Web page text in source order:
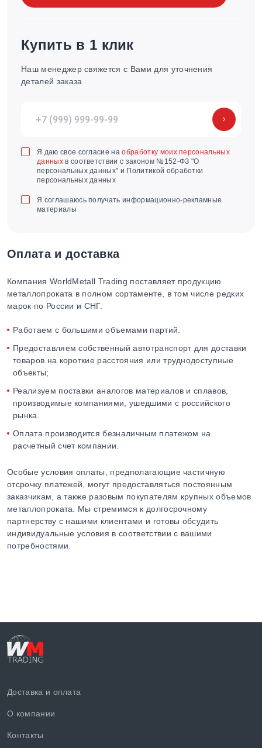
Купить в 1 клик
Наш менеджер свяжется с Вами для уточнения
деталей заказа
Я даю свое согласие наобработку моих персональных
данныхв соответствии с законом №152-ФЗ "О
персональных данных" и Политикой обработки
персональных данных
Я соглашаюсь получать информационно-рекламные
материалы
Оплата и доставка
Компания WorldMetall Trading поставляет продукцию
металлопроката в полном сортаменте, в том числе редких
марок по России и СНГ.
Работаем с большими объемами партий.
Предоставляем собственный автотранспорт для доставки
товаров на короткие расстояния или труднодоступные
объекты;
Реализуем поставки аналогов материалов и сплавов,
производимые компаниями, ушедшими с российского
рынка.
Оплата производится безналичным платежом на
расчетный счет компании.
Особые условия оплаты, предполагающие частичную
отсрочку платежей, могут предоставляться постоянным
заказчикам, а также разовым покупателям крупных объемов
металлопроката. Мы стремимся к долгосрочному
партнерству с нашими клиентами и готовы обсудить
индивидуальные условия в соответствии с вашими
потребностями.
Доставка и оплата
О компании
Контакты